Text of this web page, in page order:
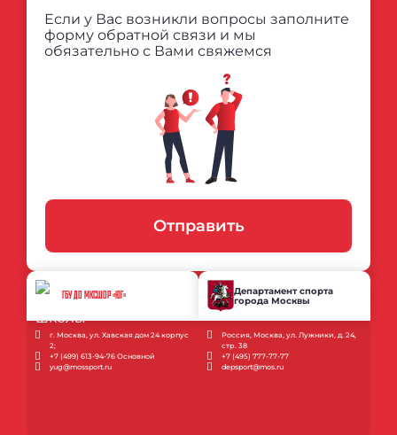
Если у Вас возникли вопросы заполните
форму обратной связи и мы
обязательно с Вами свяжемся
Отправить
ГБУ ДО МКСШОР «ЮГ»
г. Москва, ул. Хавская дом 24 корпус
2;
+7 (499) 613-94-76 Основной
yug@mossport.ru
Департамент спорта
города Москвы
Россия, Москва, ул. Лужники, д. 24,
стр. 38
+7 (495) 777-77-77
depsport@mos.ru